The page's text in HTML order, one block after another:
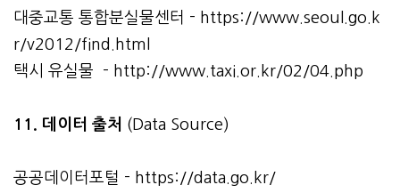
대중교통 통합분실물센터 - https://www.seoul.go.k
r/v2012/find.html
택시 유실물 - http://www.taxi.or.kr/02/04.php
11. 데이터 출처 (Data Source)
공공데이터포털 - https://data.go.kr/